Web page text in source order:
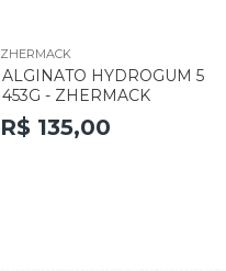
ZHERMACK
ALGINATO HYDROGUM 5
453G - ZHERMACK
R$ 135,00